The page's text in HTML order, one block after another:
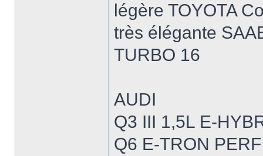
légère TOYOTA
très élégante
TURBO 16
AUDI
Q3 III 1,5L E-
Q6 E-TRON